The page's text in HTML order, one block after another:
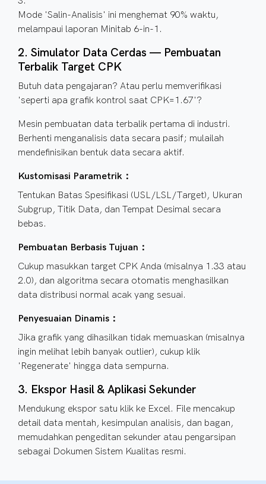
Mode 'Salin-Analisis' ini menghemat 90% waktu,
melampaui laporan Minitab 6-in-1.
2. Simulator Data Cerdas — Pembuatan
Terbalik Target CPK
Butuh data pengajaran? Atau perlu memverifikasi
'seperti apa grafik kontrol saat CPK=1.67'?
Mesin pembuatan data terbalik pertama di industri.
Berhenti menganalisis data secara pasif; mulailah
mendefinisikan bentuk data secara aktif.
Kustomisasi Parametrik：
Tentukan Batas Spesifikasi (USL/LSL/Target), Ukuran
Subgrup, Titik Data, dan Tempat Desimal secara
bebas.
Pembuatan Berbasis Tujuan：
Cukup masukkan target CPK Anda (misalnya 1.33 atau
2.0), dan algoritma secara otomatis menghasilkan
data distribusi normal acak yang sesuai.
Penyesuaian Dinamis：
Jika grafik yang dihasilkan tidak memuaskan (misalnya
ingin melihat lebih banyak outlier), cukup klik
'Regenerate' hingga data sempurna.
3. Ekspor Hasil & Aplikasi Sekunder
Mendukung ekspor satu klik ke Excel. File mencakup
detail data mentah, kesimpulan analisis, dan bagan,
memudahkan pengeditan sekunder atau pengarsipan
sebagai Dokumen Sistem Kualitas resmi.